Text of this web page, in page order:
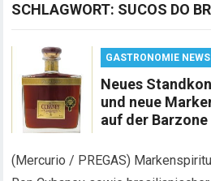
SCHLAGWORT: SUCOS DO
GASTRONOMIE NEWS
Neues
und neue
auf der Barzone
(Mercurio / PREGAS)